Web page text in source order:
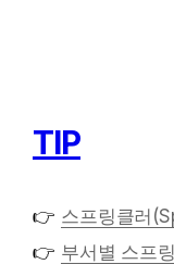
TIP
👉 스프링클러
👉 부서별 스프